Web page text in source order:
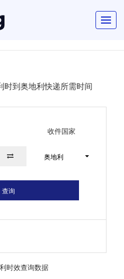
时到奥地利快递所需时间
收件国家
奥地利
查询
时效查询数据